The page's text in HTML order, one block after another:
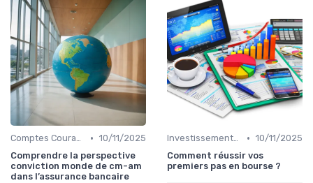
Comptes Courants et Épargne • 10/11/2025
Comprendre la perspective
conviction monde de cm-am
dans l’assurance bancaire
Investissements et Épargne Retraite • 10/11/2025
Comment réussir vos
premiers pas en bourse ?